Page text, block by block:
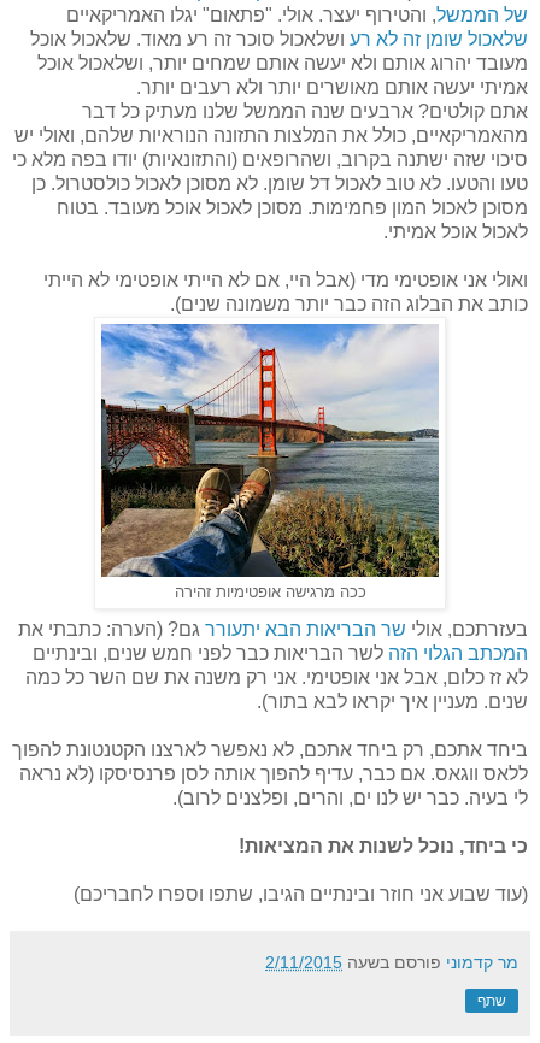
של הממשל, והטירוף יעצר. אולי. "פתאום" יגלו האמריקאיים
שלאכול שומן זה לא רע ושלאכול סוכר זה רע מאוד. שלאכול אוכל
מעובד יהרוג אותם ולא יעשה אותם שמחים יותר, ושלאכול אוכל
אמיתי יעשה אותם מאושרים יותר ולא רעבים יותר.
אתם קולטים? ארבעים שנה הממשל שלנו מעתיק כל דבר
מהאמריקאיים, כולל את המלצות התזונה הנוראיות שלהם, ואולי יש
סיכוי שזה ישתנה בקרוב, ושהרופאים (והתזונאיות) יודו בפה מלא כי
טעו והטעו. לא טוב לאכול דל שומן. לא מסוכן לאכול כולסטרול. כן
מסוכן לאכול המון פחמימות. מסוכן לאכול אוכל מעובד. בטוח
לאכול אוכל אמיתי.
ואולי אני אופטימי מדי (אבל היי, אם לא הייתי אופטימי לא הייתי
כותב את הבלוג הזה כבר יותר משמונה שנים).
ככה מרגישה אופטימיות זהירה
בעזרתכם, אולי שר הבריאות הבא יתעורר גם? (הערה: כתבתי את
המכתב הגלוי הזה לשר הבריאות כבר לפני חמש שנים, ובינתיים
לא זז כלום, אבל אני אופטימי. אני רק משנה את שם השר כל כמה
שנים. מעניין איך יקראו לבא בתור).
ביחד אתכם, רק ביחד אתכם, לא נאפשר לארצנו הקטנטונת להפוך
ללאס ווגאס. אם כבר, עדיף להפוך אותה לסן פרנסיסקו (לא נראה
לי בעיה. כבר יש לנו ים, והרים, ופלצנים לרוב).
כי ביחד, נוכל לשנות את המציאות!
(עוד שבוע אני חוזר ובינתיים הגיבו, שתפו וספרו לחבריכם)
מר קדמוני פורסם בשעה 2/11/2015
שתף